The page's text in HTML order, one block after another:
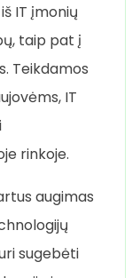
IT įmonių
taip pat į
Teikdamos
IT
rinkoje.
augimas
sugebėti